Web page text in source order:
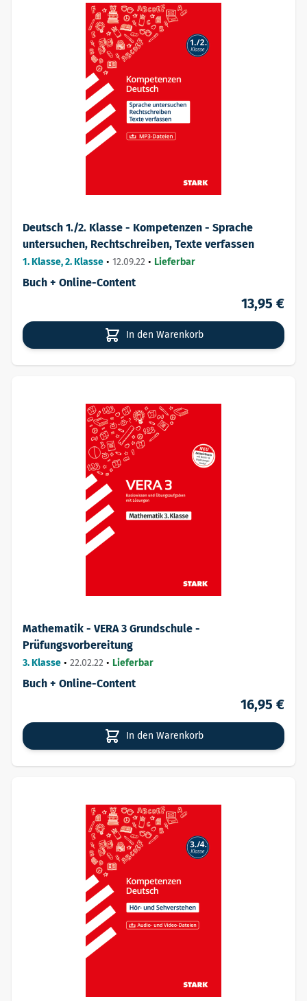
Deutsch 1./2. Klasse - Kompetenzen - Sprache
untersuchen, Rechtschreiben, Texte verfassen
1. Klasse, 2. Klasse • 12.09.22 • Lieferbar
Buch + Online-Content
13,95 €
In den Warenkorb
Mathematik - VERA 3 Grundschule -
Prüfungsvorbereitung
3. Klasse • 22.02.22 • Lieferbar
Buch + Online-Content
16,95 €
In den Warenkorb